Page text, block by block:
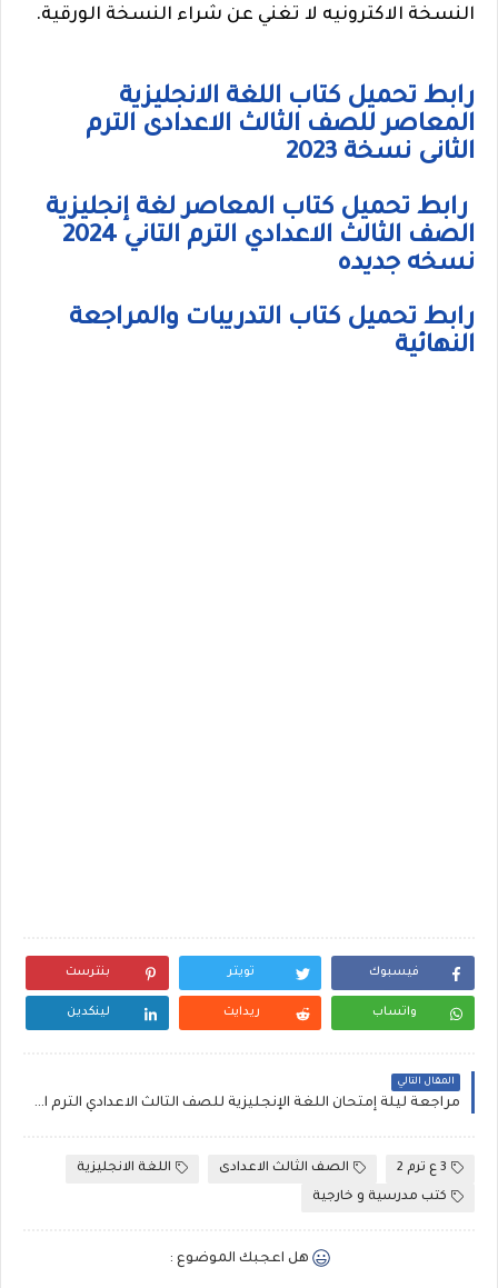
النسخة الاكترونيه لا تغني عن شراء النسخة الورقية.
رابط تحميل كتاب اللغة الانجليزية
المعاصر للصف الثالث الاعدادى الترم
الثانى نسخة 2023
رابط تحميل كتاب المعاصر لغة إنجليزية
الصف الثالث الاعدادي الترم التاني 2024
نسخه جديده
رابط تحميل كتاب التدريبات والمراجعة
النهائية
فيسبوك تويتر بنترست
واتساب ريدايت لينكدين
المقال التالي
مراجعة ليلة إمتحان اللغة الإنجليزية للصف الثالث الاعدادي الترم الاول كتاب الموسوعة مستر حسام عبد الله 2024
3 ع ترم 2 الصف الثالث الاعدادى
اللغة الانجليزية
كتب مدرسية و خارجية
هل اعجبك الموضوع :